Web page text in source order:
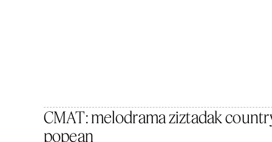
CMAT: melodrama ziztadak
popean